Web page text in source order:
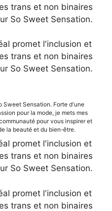
trans et non binaires
So Sweet Sensation.
promet l'inclusion et
trans et non binaires
So Sweet Sensation.
Sweet Sensation. Forte d'une
pour la mode, je mets mes
pour vous inspirer et
la beauté et du bien-être.
promet l'inclusion et
trans et non binaires
So Sweet Sensation.
promet l'inclusion et
trans et non binaires